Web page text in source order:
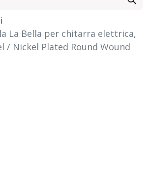
La Bella per chitarra elettrica,
/ Nickel Plated Round Wound